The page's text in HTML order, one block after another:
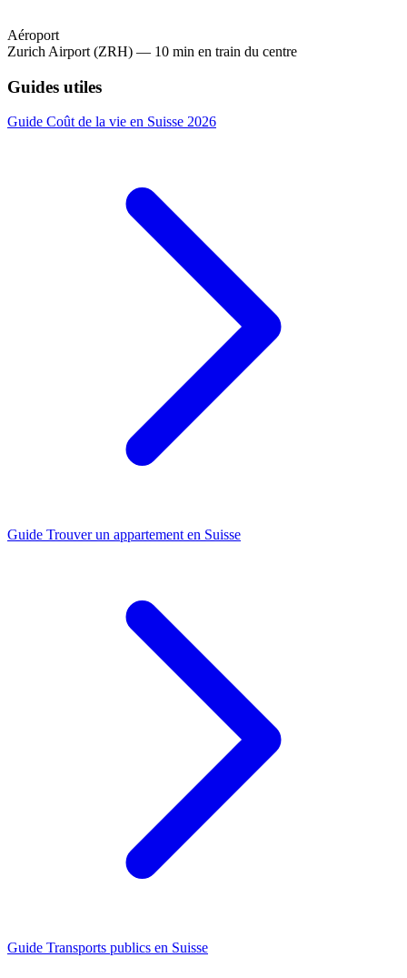
Aéroport
Zurich Airport (ZRH) — 10 min en train du centre
Guides utiles
Guide Coût de la vie en Suisse 2026
Guide Trouver un appartement en Suisse
Guide Transports publics en Suisse